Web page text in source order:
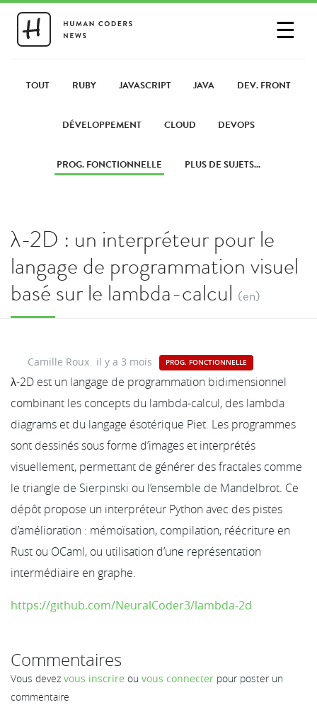
☰
PARTAGER UN LIEN
TOUT RUBY JAVASCRIPT JAVA DEV. FRONT
DÉVELOPPEMENT CLOUD DEVOPS
PROG. FONCTIONNELLE PLUS DE SUJETS...
λ-2D : un interpréteur pour le
langage de programmation visuel
basé sur le lambda-calcul (en)
Camille Roux il y a 3 mois PROG. FONCTIONNELLE
λ-2D est un langage de programmation bidimensionnel
combinant les concepts du lambda-calcul, des lambda
diagrams et du langage ésotérique Piet. Les programmes
sont dessinés sous forme d’images et interprétés
visuellement, permettant de générer des fractales comme
le triangle de Sierpinski ou l’ensemble de Mandelbrot. Ce
dépôt propose un interpréteur Python avec des pistes
d’amélioration : mémoïsation, compilation, réécriture en
Rust ou OCaml, ou utilisation d’une représentation
intermédiaire en graphe.
https://github.com/NeuralCoder3/lambda-2d
Commentaires
Vous devez vous inscrire ou vous connecter pour poster un
commentaire